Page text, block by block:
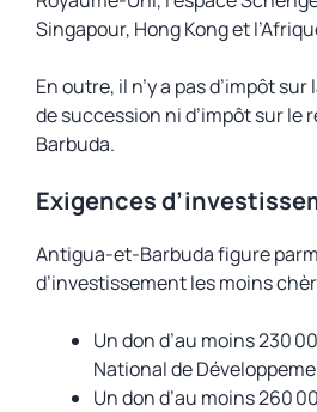
Singapour, Hong Kong et
En outre, il n’y a pas d’impôt
de succession ni d’impôt sur le
Barbuda.
Exigences
Antigua-et-Barbuda figure
d’investissement les moins
Un don d’au moins 230
National de
Un don d’au moins 260